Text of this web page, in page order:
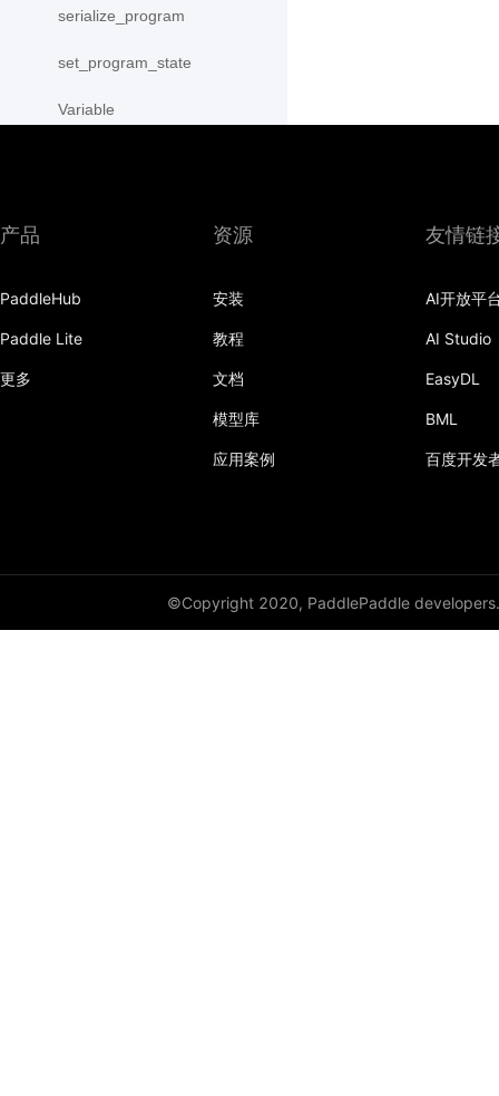
serialize_program
set_program_state
Variable
paddle.text
paddle.utils
产品
PaddleHub
Paddle Lite
更多
资源
安装
教程
文档
模型库
应用案例
友情链
AI开放平
AI Studio
EasyDL
BML
百度开发
©Copyright 2020, PaddlePaddle developers.